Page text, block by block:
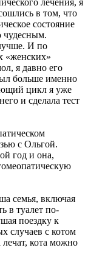
в том, что
состояние
чудесным.
И по
«женских»
я давно его
больше именно
цикл я уже
и сделала тест
с Ольгой.
год и она,
семья, включая
в туалет по-
поездку к
случаев с котом
кота можно